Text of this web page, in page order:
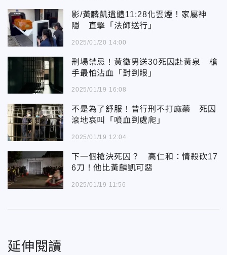
影/黃麟凱遺體11:28化雲煙！家屬神
隱 直擊「法師送行」
2025/01/20 14:00
刑場禁忌！黃徵男送30死囚赴黃泉 槍
手最怕沾血「對到眼」
2025/01/19 16:08
不是為了舒服！昔行刑不打麻藥 死囚
滾地哀叫「噴血到處爬」
2025/01/19 12:04
下一個槍決死囚？ 高仁和：情殺砍17
6刀！他比黃麟凱可惡
2025/01/19 11:56
延伸閱讀